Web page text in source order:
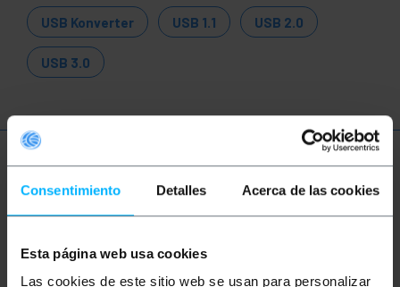
Consentimiento Detalles Acerca de las cookies
Esta página web usa cookies
Las cookies de este sitio web se usan para personalizar
USB Konverter USB 1.1 USB 2.0
USB 3.0
Mehr Info